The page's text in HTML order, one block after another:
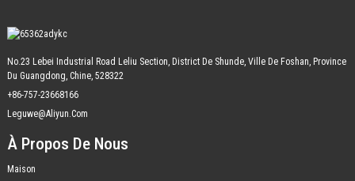
No.23 Lebei Industrial Road Leliu Section, District De Shunde, Ville De Foshan, Province
Du Guangdong, Chine, 528322
+86-757-23668166
Leguwe@aliyun.com
À Propos De Nous
Maison